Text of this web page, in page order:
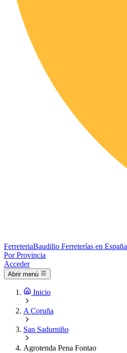
FerreteriaBaudilio Ferreterías en España
Por Provincia
Acceder
Abrir menú
Inicio
A Coruña
San Sadurniño
Agrotenda Pena Fontao